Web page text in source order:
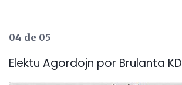
04 de 05
Elektu Agordojn por Brulanta KD